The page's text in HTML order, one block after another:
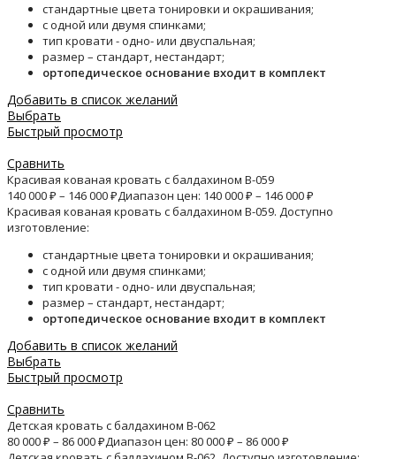
стандартные цвета тонировки и окрашивания;
с одной или двумя спинками;
тип кровати - одно- или двуспальная;
размер – стандарт, нестандарт;
ортопедическое основание входит в комплект
Добавить в список желаний
Выбрать
Быстрый просмотр
Сравнить
Красивая кованая кровать с балдахином B-059
140 000₽ – 146 000₽Диапазон цен: 140 000 ₽ – 146 000 ₽
Красивая кованая кровать с балдахином B-059. Доступно
изготовление:
стандартные цвета тонировки и окрашивания;
с одной или двумя спинками;
тип кровати - одно- или двуспальная;
размер – стандарт, нестандарт;
ортопедическое основание входит в комплект
Добавить в список желаний
Выбрать
Быстрый просмотр
Сравнить
Детская кровать с балдахином B-062
80 000₽ – 86 000₽Диапазон цен: 80 000 ₽ – 86 000 ₽